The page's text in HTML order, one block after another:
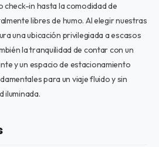
check-in hasta la comodidad de
libres de humo. Al elegir nuestras
una ubicación privilegiada a escasos
la tranquilidad de contar con un
y un espacio de estacionamiento
para un viaje fluido y sin
iluminada.